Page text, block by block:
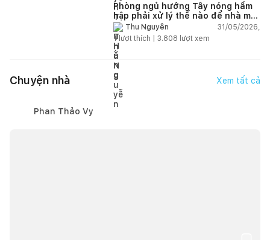
Phòng ngủ hướng Tây nóng hầm
hập phải xử lý thế nào để nhà mát
hơn?Thu Nguyễn
31/05/2026,
1lượt thích | 3.808 lượt xem
Chuyện nhà Xem tất cả
Phan Thảo Vy